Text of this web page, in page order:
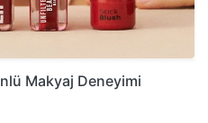
Makyaj Deneyimi